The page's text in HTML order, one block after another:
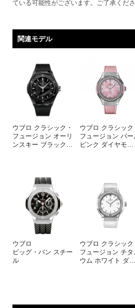
ている可能性がございます。ご了承くださ
関連モデル
ウブロ クラシック・
フュージョン オーリ
ンスキー ブラック …
ウブロ クラシック
フュージョン パー
ピンク ダイヤモ…
ウブロ
ビッグ・バン スチー
ル
ウブロ クラシック
フュージョン チタ
ウム ホワイト ダ